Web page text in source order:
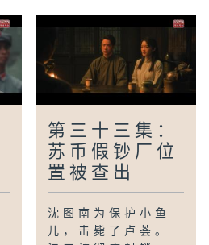
第三十三集：
苏币假钞厂位
置被查出
沈图南为保护小鱼
儿，击毙了卢荟。